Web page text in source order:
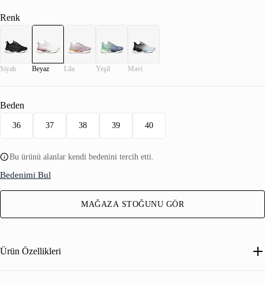
Renk
Siyah Beyaz Lila Yeşil Mavi
Beden
36 37 38 39 40
Bu ürünü alanlar kendi bedenini tercih etti.
Bedenimi Bul
MAĞAZA STOĞUNU GÖR
Ürün Özellikleri